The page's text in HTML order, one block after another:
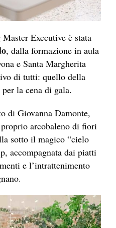
Executive è stata
, dalla formazione in aula
e Santa Margherita
di tutti: quello della
la cena di gala.
di Giovanna Damonte,
arcobaleno di fiori
sotto il magico “cielo
accompagnata dai piatti
e l’intrattenimento